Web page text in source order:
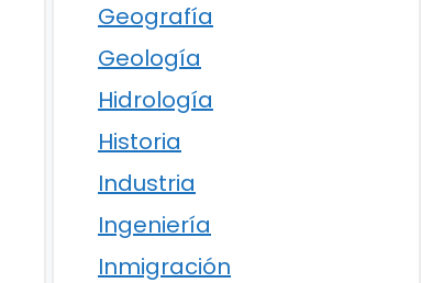
Geografía
Geología
Hidrología
Historia
Industria
Ingeniería
Inmigración